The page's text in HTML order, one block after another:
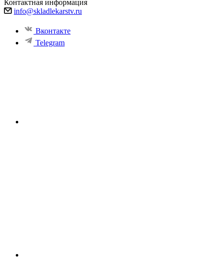
Контактная информация
info@skladlekarstv.ru
Вконтакте
Telegram